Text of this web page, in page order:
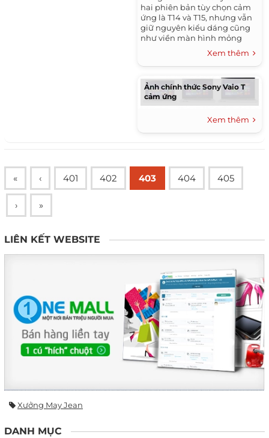
hai phiên bản tùy chọn cảm
ứng là T14 và T15, nhưng vẫn
giữ nguyên kiểu dáng cũng
như viền màn hình mỏng
Xem thêm
Ảnh chính thức Sony Vaio T
cảm ứng
Xem thêm
« ‹ 401 402 403 404 405
› »
LIÊN KẾT WEBSITE
Xưởng May Jean
DANH MỤC